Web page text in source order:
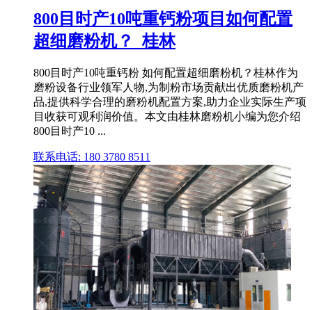
800目时产10吨重钙粉项目如何配置
超细磨粉机？_桂林
800目时产10吨重钙粉 如何配置超细磨粉机？桂林作为
磨粉设备行业领军人物,为制粉市场贡献出优质磨粉机产
品,提供科学合理的磨粉机配置方案,助力企业实际生产项
目收获可观利润价值。本文由桂林磨粉机小编为您介绍
800目时产10 ...
联系电话: 180 3780 8511